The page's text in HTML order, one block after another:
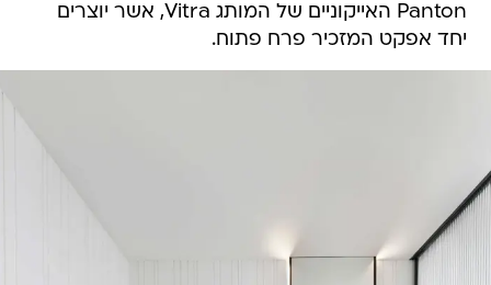
Panton האייקוניים של המותג Vitra, אשר יוצרים
יחד אפקט המזכיר פרח פתוח.